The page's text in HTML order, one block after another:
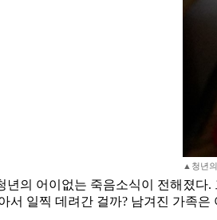
▲청년
년의 어이없는 죽음소식이 전해졌
서 일찍 데려간 걸까? 남겨진 가족